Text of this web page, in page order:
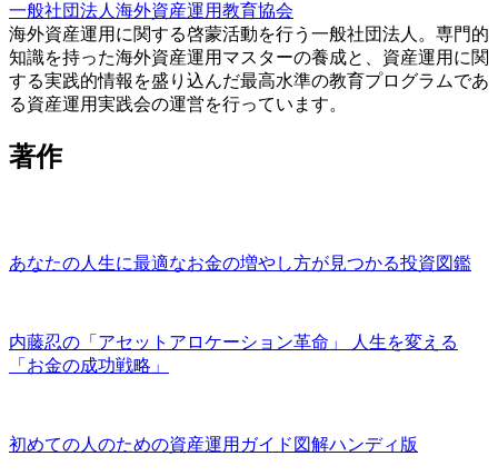
一般社団法人海外資産運用教育協会
海外資産運用に関する啓蒙活動を行う一般社団法人。専門的
知識を持った海外資産運用マスターの養成と、資産運用に関
する実践的情報を盛り込んだ最高水準の教育プログラムであ
る資産運用実践会の運営を行っています。
著作
あなたの人生に最適なお金の増やし方が見つかる投資図鑑
内藤忍の「アセットアロケーション革命」 人生を変える
「お金の成功戦略」
初めての人のための資産運用ガイド図解ハンディ版